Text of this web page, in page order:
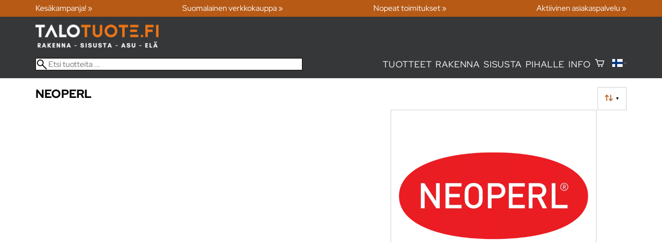
Kesäkampanja! » Suomalainen verkkokauppa » Nopeat toimitukset » Aktiivinen asiakaspalvelu »
TUOTTEET RAKENNA SISUSTA PIHALLE INFO
▼
NEOPERL